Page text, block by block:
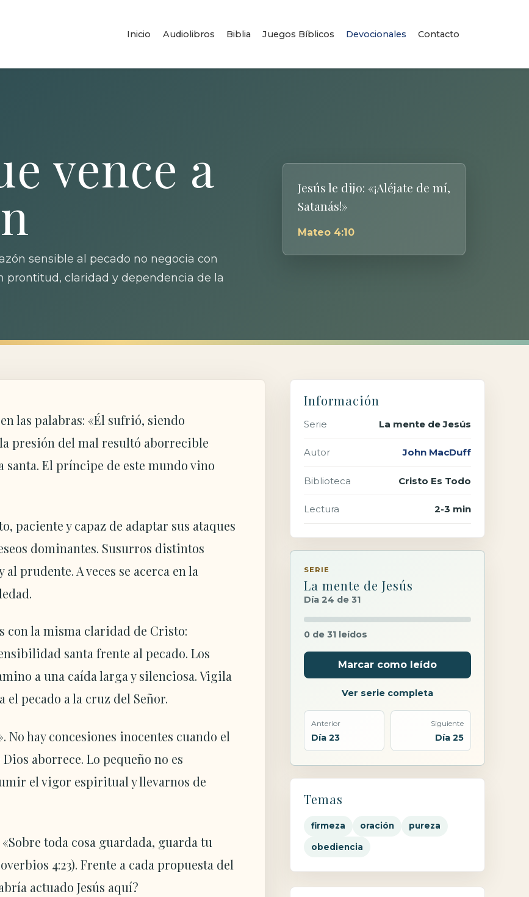
Inicio Audiolibros Biblia Juegos Bíblicos Devocionales Contacto
vence a
sensible al pecado no negocia con
prontitud, claridad y dependencia de la
Jesús le dijo: «¡Aléjate de mí,
Satanás!»
Mateo 4:10
las palabras: «Él sufrió, siendo
presión del mal resultó aborrecible
santa. El príncipe de este mundo vino
paciente y capaz de adaptar sus ataques
dominantes. Susurros distintos
prudente. A veces se acerca en la
con la misma claridad de Cristo:
santa frente al pecado. Los
a una caída larga y silenciosa. Vigila
el pecado a la cruz del Señor.
No hay concesiones inocentes cuando el
aborrece. Lo pequeño no es
el vigor espiritual y llevarnos de
toda cosa guardada, guarda tu
4:23). Frente a cada propuesta del
actuado Jesús aquí?
Información
Serie La mente de Jesús
Autor John MacDuff
Biblioteca Cristo Es Todo
Lectura 2-3 min
SERIE
La mente de Jesús
Día 24 de 31
0 de 31 leídos
Marcar como leído
Ver serie completa
Anterior
Día 23
Siguiente
Día 25
Temas
firmeza oración pureza
obediencia